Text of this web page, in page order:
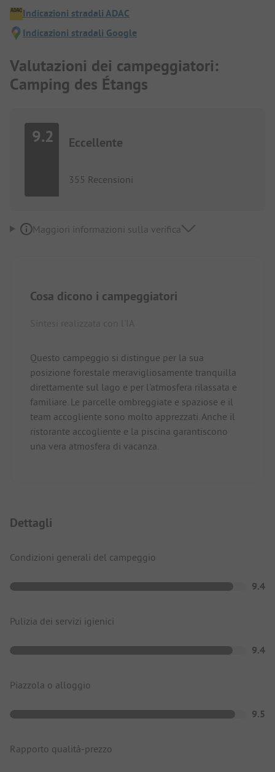
Indicazioni stradali ADAC
Indicazioni stradali Google
Valutazioni dei campeggiatori:
Camping des Étangs
9.2 Eccellente
355 Recensioni
Maggiori informazioni sulla verifica
Cosa dicono i campeggiatori
Questo campeggio si distingue per la sua
posizione forestale meravigliosamente tranquilla
direttamente sul lago e per l'atmosfera rilassata e
familiare. Le parcelle ombreggiate e spaziose e il
team accogliente sono molto apprezzati. Anche il
ristorante accogliente e la piscina garantiscono
una vera atmosfera di vacanza.
Dettagli
Condizioni generali del campeggio
9.4
Pulizia dei servizi igienici
9.4
Piazzola o alloggio
9.5
Rapporto qualità-prezzo